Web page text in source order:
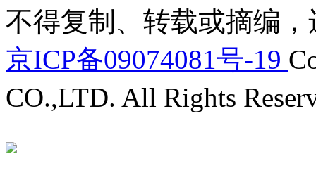
不得复制、转载或摘编
京ICP备09074081号-19
CO.,LTD. All Rights